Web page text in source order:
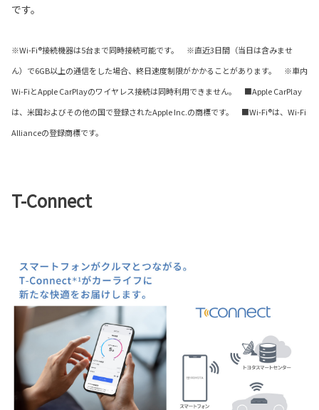
です。
※Wi-Fi®接続機器は5台まで同時接続可能です。 ※直近3日間（当日は含みませ
ん）で6GB以上の通信をした場合、終日速度制限がかかることがあります。 ※車内
Wi-FiとApple CarPlayのワイヤレス接続は同時利用できません。 ■Apple CarPlay
は、米国およびその他の国で登録されたApple Inc.の商標です。 ■Wi-Fi®は、Wi-Fi
Allianceの登録商標です。
T-Connect